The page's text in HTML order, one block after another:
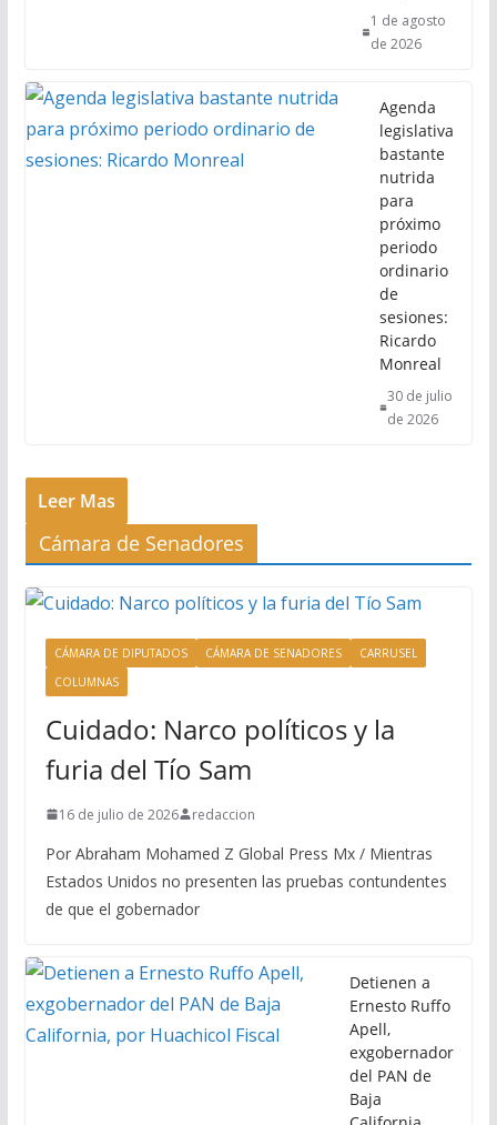
1 de agosto
de 2026
Agenda
legislativa
bastante
nutrida
para
próximo
periodo
ordinario
de
sesiones:
Ricardo
Monreal
30 de julio
de 2026
Leer Mas
Cámara de Senadores
CÁMARA DE DIPUTADOS CÁMARA DE SENADORES
CARRUSEL
COLUMNAS
Cuidado: Narco políticos y la
furia del Tío Sam
16 de julio de 2026 redaccion
Por Abraham Mohamed Z Global Press Mx / Mientras
Estados Unidos no presenten las pruebas contundentes
de que el gobernador
Detienen a
Ernesto Ruffo
Apell,
exgobernador
del PAN de
Baja